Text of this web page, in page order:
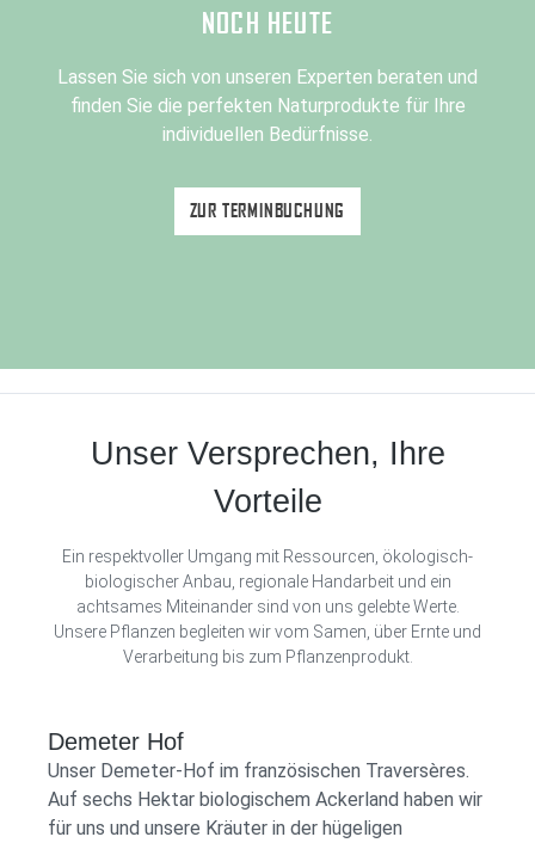
NOCH HEUTE
Lassen Sie sich von unseren Experten beraten und
finden Sie die perfekten Naturprodukte für Ihre
individuellen Bedürfnisse.
ZUR TERMINBUCHUNG
Unser Versprechen, Ihre
Vorteile
Ein respektvoller Umgang mit Ressourcen, ökologisch-
biologischer Anbau, regionale Handarbeit und ein
achtsames Miteinander sind von uns gelebte Werte.
Unsere Pflanzen begleiten wir vom Samen, über Ernte und
Verarbeitung bis zum Pflanzenprodukt.
Demeter Hof
Unser Demeter-Hof im französischen Traversères.
Auf sechs Hektar biologischem Ackerland haben wir
für uns und unsere Kräuter in der hügeligen